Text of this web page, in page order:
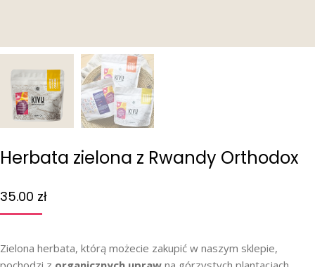
Herbata zielona z Rwandy Orthodox
35.00 zł
Zielona herbata, którą możecie zakupić w naszym sklepie,